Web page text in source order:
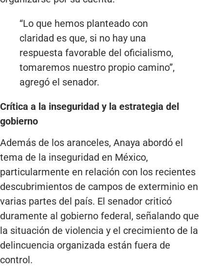
“Lo que hemos planteado con
claridad es que, si no hay una
respuesta favorable del oficialismo,
tomaremos nuestro propio camino”,
agregó el senador.
Crítica a la inseguridad y la estrategia del
gobierno
Además de los aranceles, Anaya abordó el
tema de la inseguridad en México,
particularmente en relación con los recientes
descubrimientos de campos de exterminio en
varias partes del país. El senador criticó
duramente al gobierno federal, señalando que
la situación de violencia y el crecimiento de la
delincuencia organizada están fuera de
control.